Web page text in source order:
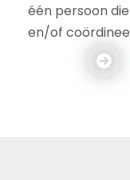
één persoon
en/of